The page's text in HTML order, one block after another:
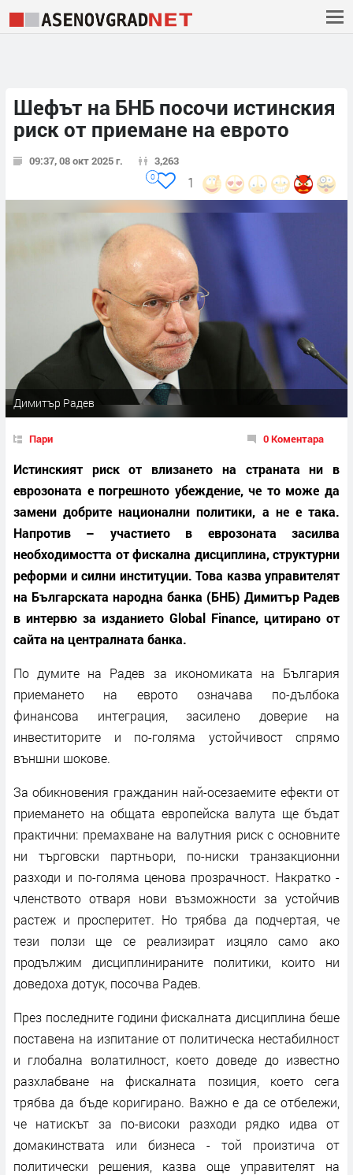
Шефът на БНБ посочи истинския
риск от приемане на еврото
09:37, 08 окт 2025 г. 3,263
1
0
Димитър Радев
Пари 0 Коментара
Истинският риск от влизането на страната ни в
еврозоната е погрешното убеждение, че то може да
замени добрите национални политики, а не е така.
Напротив – участието в еврозоната засилва
необходимостта от фискална дисциплина, структурни
реформи и силни институции. Това казва управителят
на Българската народна банка (БНБ) Димитър Радев
в интервю за изданието Global Finance, цитирано от
сайта на централната банка.
По думите на Радев за икономиката на България
приемането на еврото означава по-дълбока
финансова интеграция, засилено доверие на
инвеститорите и по-голяма устойчивост спрямо
външни шокове.
За обикновения гражданин най-осезаемите ефекти от
приемането на общата европейска валута ще бъдат
практични: премахване на валутния риск с основните
ни търговски партньори, по-ниски транзакционни
разходи и по-голяма ценова прозрачност. Накратко -
членството отваря нови възможности за устойчив
растеж и просперитет. Но трябва да подчертая, че
тези ползи ще се реализират изцяло само ако
продължим дисциплинираните политики, които ни
доведоха дотук, посочва Радев.
През последните години фискалната дисциплина беше
поставена на изпитание от политическа нестабилност
и глобална волатилност, което доведе до известно
разхлабване на фискалната позиция, което сега
трябва да бъде коригирано. Важно е да се отбележи,
че натискът за по-високи разходи рядко идва от
домакинствата или бизнеса - той произтича от
политически решения, казва още управителят на